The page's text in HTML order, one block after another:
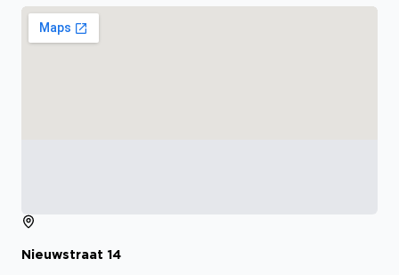
Nieuwstraat 14